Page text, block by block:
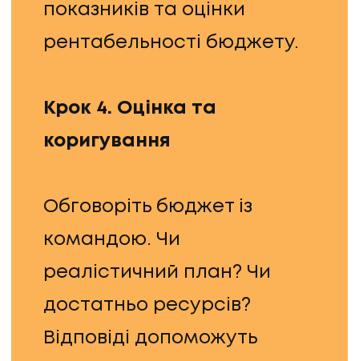
показників та оцінки
рентабельності бюджету.
Крок 4. Оцінка та
коригування
Обговоріть бюджет із
командою. Чи
реалістичний план? Чи
достатньо ресурсів?
Відповіді допоможуть